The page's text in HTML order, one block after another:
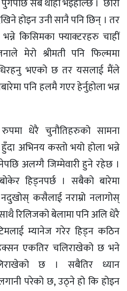
सबै थाहा भइहाल्छ । छोरी
होइन उनी सानै पनि छिन् । तर
किसिमका फ्याक्टरहरु चाहीं
मेरो श्रीमती पनि फिल्ममा
भएको छ तर यसलाई मैंले
पनि हलमै गएर हेर्नुहोला भन्न
रुपमा धेरै चुनौतिहरुको सामना
अभिनय कस्तो भयो होला भन्ने
अलग्गै जिम्मेवारी हुने रहेछ ।
हिड्नपर्छ । सबैको बारेमा
कसैलाई नराम्रो नलागोस्
रिलिजको बेलामा पनि अलि धेरै
म्यानेज गरेर हिड्न कठिन
एकतिर चलिराखेको छ भने
छ । सबैतिर ध्यान
परेको छ, उठ्ने हो कि होइन